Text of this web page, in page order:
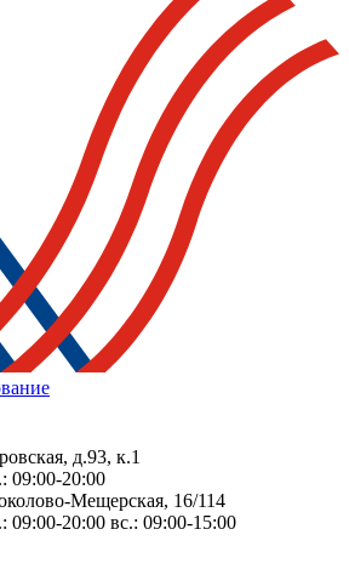
д.93, к.1
09:00-20:00
Мещерская, 16/114
09:00-20:00 вс.: 09:00-15:00